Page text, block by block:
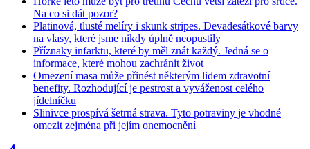
Na co si dát pozor?
Platinová, tlusté melíry i skunk stripes. Devadesátkové barvy
na vlasy, které jsme nikdy úplně neopustily
Příznaky infarktu, které by měl znát každý. Jedná se o
informace, které mohou zachránit život
Omezení masa může přinést některým lidem zdravotní
benefity. Rozhodující je pestrost a vyváženost celého
jídelníčku
Slinivce prospívá šetrná strava. Tyto potraviny je vhodné
omezit zejména při jejím onemocnění